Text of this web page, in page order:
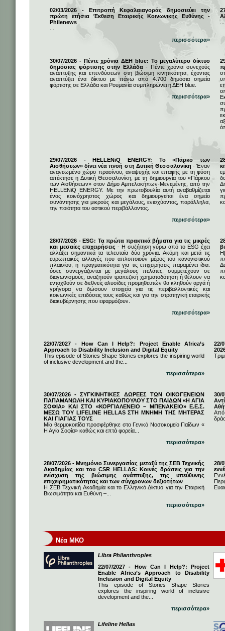
02/03/2026 - Επιτροπή Κεφαλαιαγοράς δημοσιεύει την
πρώτη ετήσια Έκθεση Εταιρικής Κοινωνικής Ευθύνης -
Philenews
περισσότερα»
30/07/2026 - Πέντε χρόνια ΔΕΗ blue: Το μεγαλύτερο δίκτυο
δημόσιας φόρτισης στην Ελλάδα- Πέντε χρόνια συνεχούς
ανάπτυξης και επενδύσεων στη βιώσιμη κινητικότητα, έχοντας
αναπτύξει ένα δίκτυο με πάνω από 4.700 δημόσια σημεία
φόρτισης σε Ελλάδα και Ρουμανία συμπληρώνει η ΔΕΗ blue.
περισσότερα»
29/07/2026 - HELLENiQ ENERGY: Το «Πάρκο των
Αισθήσεων» δίνει νέα πνοή στη Δυτική Θεσσαλονίκη - Έναν
ανανεωμένο χώρο πρασίνου, αναψυχής και επαφής με τη φύση
απέκτησε η Δυτική Θεσσαλονίκη, με τη δημιουργία του «Πάρκου
των Αισθήσεων» στον Δήμο Αμπελοκήπων-Μενεμένης, από την
HELLENiQ ENERGY. Με την πρωτοβουλία αυτή αναβαθμίζεται
ένας κοινόχρηστος χώρος και δημιουργείται ένα σημείο
συνάντησης για μικρούς και μεγάλους, ενισχύοντας, παράλληλα,
την ποιότητα του αστικού περιβάλλοντος.
περισσότερα»
28/07/2026 - ESG: Τα πρώτα πρακτικά βήματα για τις μικρές
και μεσαίες επιχειρήσεις - Η συζήτηση γύρω από το ESG έχει
αλλάξει σημαντικά τα τελευταία δύο χρόνια. Ακόμη και μετά τις
ευρωπαϊκές αλλαγές που απλοποιούν μέρος του κανονιστικού
πλαισίου, η πραγματικότητα για τις επιχειρήσεις παραμένει ίδια:
όσες συνεργάζονται με μεγάλους πελάτες, συμμετέχουν σε
διαγωνισμούς, αναζητούν τραπεζική χρηματοδότηση ή θέλουν να
ενταχθούν σε διεθνείς αλυσίδες προμηθευτών θα κληθούν αργά ή
γρήγορα να δώσουν στοιχεία για τις περιβαλλοντικές και
κοινωνικές επιδόσεις τους καθώς και για την στρατηγική εταιρικής
διακυβέρνησης που εφαρμόζουν.
περισσότερα»
22/07/2027 - How Can I Help?: Project Enable Africa’s
Approach to Disability Inclusion and Digital Equity
This episode of Stories Shape Stories explores the inspiring world
of inclusive development and the...
περισσότερα»
22/
30/07/2026 - ΣΥΓΚΙΝΗΤΙΚΕΣ ΔΩΡΕΕΣ ΤΩΝ ΟΙΚΟΓΕΝΕΙΩΝ
ΠΑΠΑΜΑΝΩΛΗ ΚΑΙ ΚΥΡΙΑΚΟΠΟΥΛΟΥ ΣΤΟ ΠΑΙΔΩΝ «Η ΑΓΙΑ
ΣΟΦΙΑ» ΚΑΙ ΣΤΟ «ΚΟΡΓΙΑΛΕΝΕΙΟ – ΜΠΕΝΑΚΕΙΟ» Ε.Ε.Σ.
ΜΕΣΩ ΤΟΥ LIFELINE HELLAS ΣΤΗ ΜΝΗΜΗ ΤΗΣ ΜΗΤΕΡΑΣ
ΚΑΙ ΓΙΑΓΙΑΣ ΤΟΥΣ
Μία θερμοκοιτίδα προσφέρθηκε στο Γενικό Νοσοκομείο Παίδων «
Η Αγία Σοφία» καθώς και επτά φορεία...
περισσότερα»
30/
Από
28/07/2026 - Μνημόνιο Συνεργασίας μεταξύ της ΣΕΒ Τεχνικής
Ακαδημίας και του CSR HELLAS: Κοινές δράσεις για την
ενίσχυση της βιώσιμης ανάπτυξης, της υπεύθυνης
επιχειρηματικότητας και των σύγχρονων δεξιοτήτων
Η ΣΕΒ Τεχνική Ακαδημία και το Ελληνικό Δίκτυο για την Εταιρική
Βιωσιμότητα και Ευθύνη –...
περισσότερα»
28/
Νέα ΜΚΟ
Libra Philanthropies
22/07/2027 - How Can I Help?: Project
Enable Africa’s Approach to Disability
Inclusion and Digital Equity
This episode of Stories Shape Stories
explores the inspiring world of inclusive
development and the...
περισσότερα»
Lifeline Hellas